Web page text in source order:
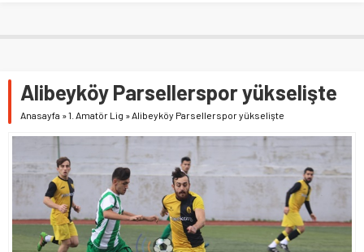
Alibeyköy Parsellerspor yükselişte
Anasayfa »1. Amatör Lig »Alibeyköy Parsellerspor yükselişte